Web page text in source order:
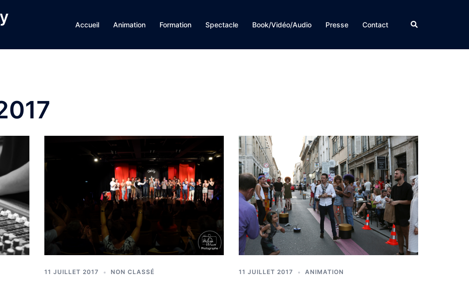
Accueil Animation Formation Spectacle Book/Vidéo/Audio Presse Contact Rechercher
11 JUILLET 2017 NON CLASSÉ 11 JUILLET 2017 ANIMATION